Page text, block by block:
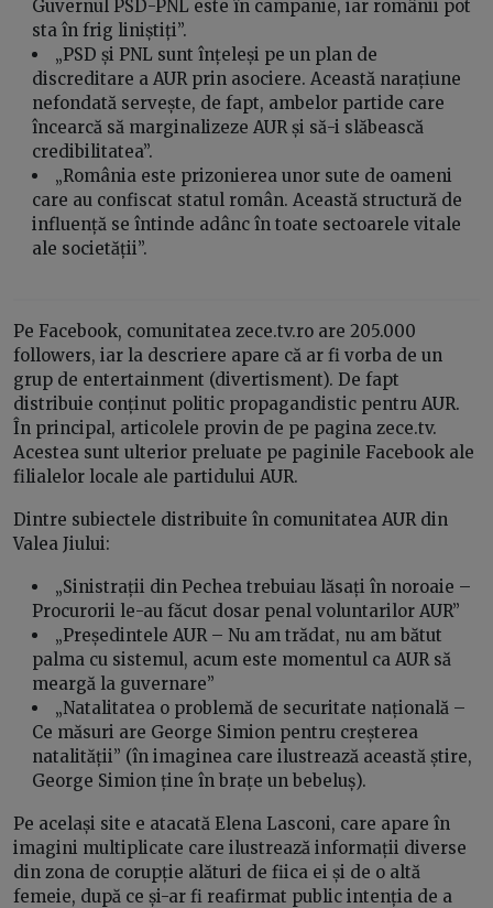
Guvernul PSD-PNL este în campanie, iar românii pot
sta în frig liniștiți”.
„PSD și PNL sunt înțeleși pe un plan de
discreditare a AUR prin asociere. Această narațiune
nefondată servește, de fapt, ambelor partide care
încearcă să marginalizeze AUR și să-i slăbească
credibilitatea”.
„România este prizonierea unor sute de oameni
care au confiscat statul român. Această structură de
influență se întinde adânc în toate sectoarele vitale
ale societății”.
Pe Facebook, comunitatea zece.tv.ro are 205.000
followers, iar la descriere apare că ar fi vorba de un
grup de entertainment (divertisment). De fapt
distribuie conținut politic propagandistic pentru AUR.
În principal, articolele provin de pe pagina zece.tv.
Acestea sunt ulterior preluate pe paginile Facebook ale
filialelor locale ale partidului AUR.
Dintre subiectele distribuite în comunitatea AUR din
Valea Jiului:
„Sinistrații din Pechea trebuiau lăsați în noroaie –
Procurorii le-au făcut dosar penal voluntarilor AUR”
„Președintele AUR – Nu am trădat, nu am bătut
palma cu sistemul, acum este momentul ca AUR să
meargă la guvernare”
„Natalitatea o problemă de securitate națională –
Ce măsuri are George Simion pentru creșterea
natalității” (în imaginea care ilustrează această știre,
George Simion ține în brațe un bebeluș).
Pe același site e atacată Elena Lasconi, care apare în
imagini multiplicate care ilustrează informații diverse
din zona de corupție alături de fiica ei și de o altă
femeie, după ce și-ar fi reafirmat public intenția de a